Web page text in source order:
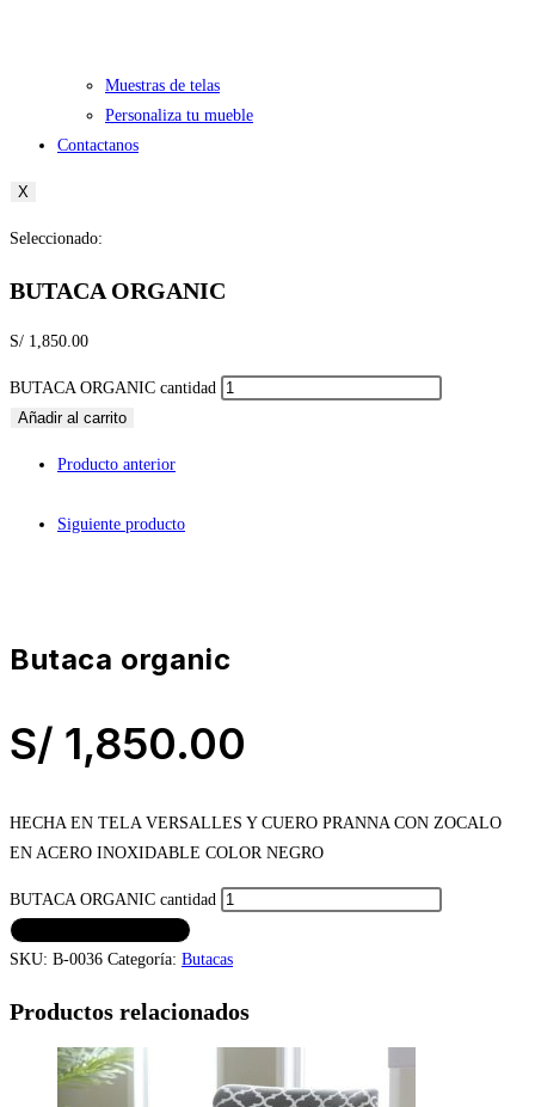
Muestras de telas
Personaliza tu mueble
Contactanos
X
Seleccionado:
BUTACA ORGANIC
S/ 1,850.00
BUTACA ORGANIC cantidad
Añadir al carrito
Producto anterior
Siguiente producto
butaca organic
S/ 1,850.00
HECHA EN TELA VERSALLES Y CUERO PRANNA CON ZOCALO
EN ACERO INOXIDABLE COLOR NEGRO
BUTACA ORGANIC cantidad
SKU: B-0036 Categoría: Butacas
Productos relacionados